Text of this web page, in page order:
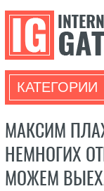
КАТЕГОРИИ
МАКСИМ
НЕМНОГИХ
МОЖЕМ